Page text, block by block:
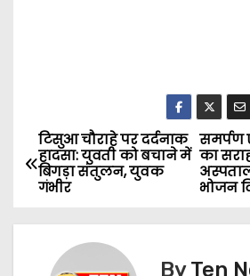
P
o
s
समर्पण
का
भोजन
टिसुआ चौराहे पर दर्दनाक
हादसा: युवती को बचाने में
बिगड़ा संतुलन, युवक
गंभीर
ByTen